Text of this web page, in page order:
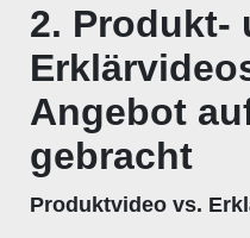
2. Produkt-
Angebot
gebracht
Produktvideo vs.